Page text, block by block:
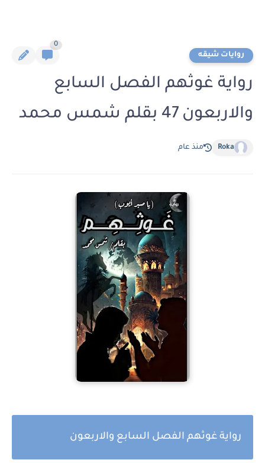
روايات شيقه
0
رواية غوثهم الفصل السابع
والاربعون 47 بقلم شمس محمد
Roka منذ عام
رواية غوثهم الفصل السابع والاربعون